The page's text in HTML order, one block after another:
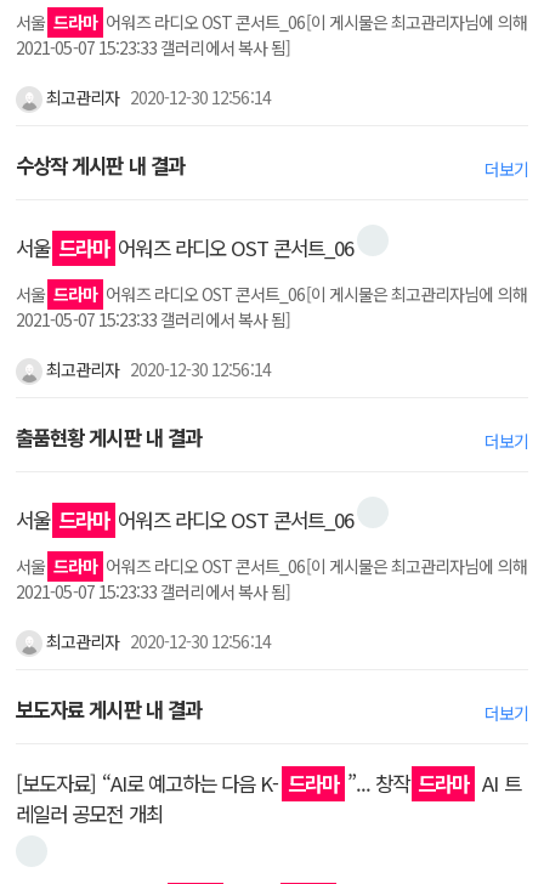
서울 드라마 어워즈 라디오 OST 콘서트_06[이 게시물은 최고관리자님에 의해
2021-05-07 15:23:33 갤러리에서 복사 됨]
최고관리자 2020-12-30 12:56:14
수상작 게시판 내 결과 더보기
서울 드라마 어워즈 라디오 OST 콘서트_06
서울 드라마 어워즈 라디오 OST 콘서트_06[이 게시물은 최고관리자님에 의해
2021-05-07 15:23:33 갤러리에서 복사 됨]
최고관리자 2020-12-30 12:56:14
출품현황 게시판 내 결과 더보기
서울 드라마 어워즈 라디오 OST 콘서트_06
서울 드라마 어워즈 라디오 OST 콘서트_06[이 게시물은 최고관리자님에 의해
2021-05-07 15:23:33 갤러리에서 복사 됨]
최고관리자 2020-12-30 12:56:14
보도자료 게시판 내 결과 더보기
[보도자료] “AI로 예고하는 다음 K- 드라마 ”... 창작 드라마 AI 트
레일러 공모전 개최